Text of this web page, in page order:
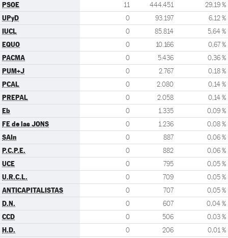
PSOE 11 444.451 29,19 %
UPyD 0 93.197 6,12 %
IUCL 0 85.814 5,64 %
EQUO 0 10.166 0,67 %
PACMA 0 5.436 0,36 %
PUM+J 0 2.767 0,18 %
PCAL 0 2.080 0,14 %
PREPAL 0 2.058 0,14 %
Eb 0 1.335 0,09 %
FE de las JONS 0 1.236 0,08 %
SAIn 0 887 0,06 %
P.C.P.E. 0 882 0,06 %
UCE 0 795 0,05 %
U.R.C.L. 0 709 0,05 %
ANTICAPITALISTAS 0 707 0,05 %
D.N. 0 607 0,04 %
CCD 0 506 0,03 %
H.D. 0 206 0,01 %